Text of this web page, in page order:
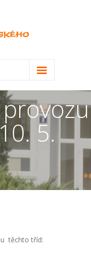
5.
těchto tříd: